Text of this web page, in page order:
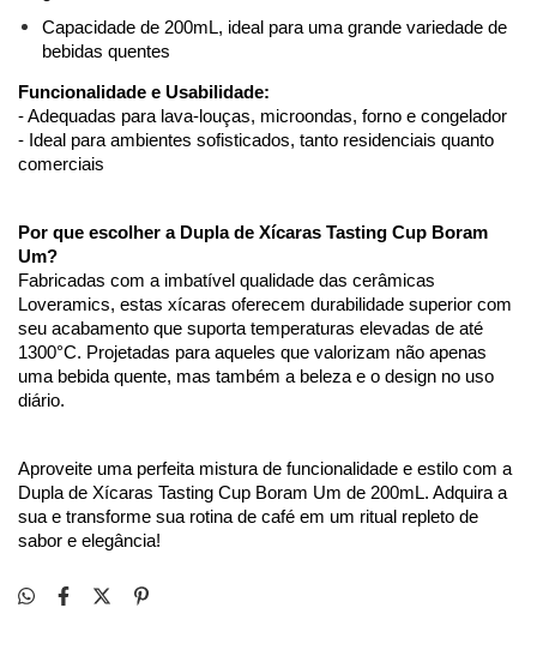
Capacidade de 200mL, ideal para uma grande variedade de
bebidas quentes
Funcionalidade e Usabilidade:
- Adequadas para lava-louças, microondas, forno e congelador
- Ideal para ambientes sofisticados, tanto residenciais quanto
comerciais
Por que escolher a Dupla de Xícaras Tasting Cup Boram
Um?
Fabricadas com a imbatível qualidade das cerâmicas
Loveramics, estas xícaras oferecem durabilidade superior com
seu acabamento que suporta temperaturas elevadas de até
1300°C. Projetadas para aqueles que valorizam não apenas
uma bebida quente, mas também a beleza e o design no uso
diário.
Aproveite uma perfeita mistura de funcionalidade e estilo com a
Dupla de Xícaras Tasting Cup Boram Um de 200mL. Adquira a
sua e transforme sua rotina de café em um ritual repleto de
sabor e elegância!